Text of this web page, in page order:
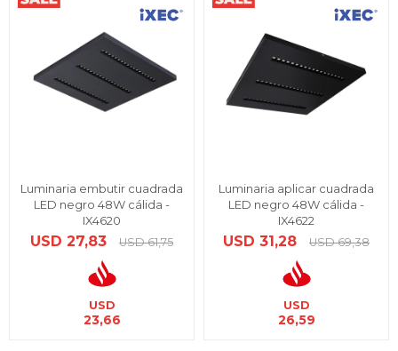
Luminaria embutir cuadrada
LED negro 48W cálida -
IX4620
USD 27,83 USD 61,75
USD
23,66
Luminaria aplicar cuadrada
LED negro 48W cálida -
IX4622
USD 31,28 USD 69,38
USD
26,59